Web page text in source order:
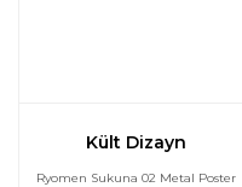
Kült Dizayn
Ryomen Sukuna 02 Metal Poster